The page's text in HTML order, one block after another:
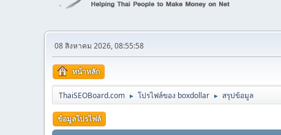
08 สิงหาคม 2026, 08:55:58
หน้าหลัก
ThaiSEOBoard.com ► โปรไฟล์ของ boxdollar ► สรุปข้อมูล
ข้อมูลโปรไฟล์